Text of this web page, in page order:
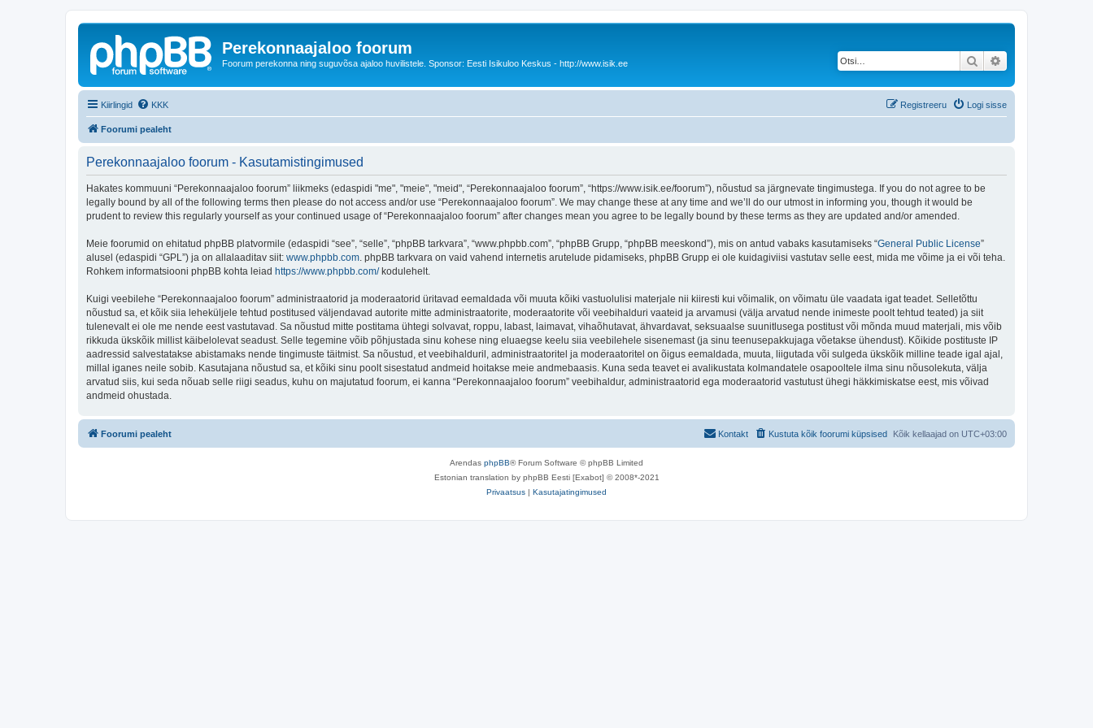
Perekonnaajaloo foorum
Foorum perekonna ning suguvõsa ajaloo huvilistele. Sponsor: Eesti Isikuloo Keskus - http://www.isik.ee Otsi
Kiirlingid KKK Logi sisse
Registreeru
Foorumi pealeht
Perekonnaajaloo foorum - Kasutamistingimused
Hakates kommuuni “Perekonnaajaloo foorum” liikmeks (edaspidi "me", "meie", "meid", “Perekonnaajaloo foorum”, “https://www.isik.ee/foorum”), nõustud sa järgnevate tingimustega. If you do not agree to be
legally bound by all of the following terms then please do not access and/or use “Perekonnaajaloo foorum”. We may change these at any time and we’ll do our utmost in informing you, though it would be
prudent to review this regularly yourself as your continued usage of “Perekonnaajaloo foorum” after changes mean you agree to be legally bound by these terms as they are updated and/or amended.
Meie foorumid on ehitatud phpBB platvormile (edaspidi “see”, “selle”, “phpBB tarkvara”, “www.phpbb.com”, “phpBB Grupp, “phpBB meeskond”), mis on antud vabaks kasutamiseks “General Public License”
alusel (edaspidi “GPL”) ja on allalaaditav siit: www.phpbb.com . phpBB tarkvara on vaid vahend internetis arutelude pidamiseks, phpBB Grupp ei ole kuidagiviisi vastutav selle eest, mida me võime ja ei või teha.
Rohkem informatsiooni phpBB kohta leiad https://www.phpbb.com/kodulehelt.
Kuigi veebilehe “Perekonnaajaloo foorum” administraatorid ja moderaatorid üritavad eemaldada või muuta kõiki vastuolulisi materjale nii kiiresti kui võimalik, on võimatu üle vaadata igat teadet. Selletõttu
nõustud sa, et kõik siia leheküljele tehtud postitused väljendavad autorite mitte administraatorite, moderaatorite või veebihalduri vaateid ja arvamusi (välja arvatud nende inimeste poolt tehtud teated) ja siit
tulenevalt ei ole me nende eest vastutavad. Sa nõustud mitte postitama ühtegi solvavat, roppu, labast, laimavat, vihaõhutavat, ähvardavat, seksuaalse suunitlusega postitust või mõnda muud materjali, mis võib
rikkuda ükskõik millist käibelolevat seadust. Selle tegemine võib põhjustada sinu kohese ning eluaegse keelu siia veebilehele sisenemast (ja sinu teenusepakkujaga võetakse ühendust). Kõikide postituste IP
aadressid salvestatakse abistamaks nende tingimuste täitmist. Sa nõustud, et veebihalduril, administraatoritel ja moderaatoritel on õigus eemaldada, muuta, liigutada või sulgeda ükskõik milline teade igal ajal,
millal iganes neile sobib. Kasutajana nõustud sa, et kõiki sinu poolt sisestatud andmeid hoitakse meie andmebaasis. Kuna seda teavet ei avalikustata kolmandatele osapooltele ilma sinu nõusolekuta, välja
arvatud siis, kui seda nõuab selle riigi seadus, kuhu on majutatud foorum, ei kanna “Perekonnaajaloo foorum” veebihaldur, administraatorid ega moderaatorid vastutust ühegi häkkimiskatse eest, mis võivad
andmeid ohustada.
Foorumi pealeht Kõik kellaajad on UTC+03:00
Kustuta kõik foorumi küpsised
Kontakt
Arendas phpBB® Forum Software © phpBB Limited
Estonian translation by phpBB Eesti [Exabot] © 2008*-2021
Privaatsus | Kasutajatingimused